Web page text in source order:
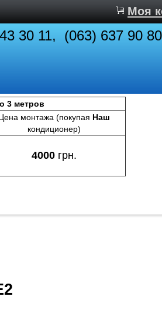
Моя
30 11, (063) 637 90 80
3 метров
монтажа (покупая Наш
кондиционер)
4000 грн.